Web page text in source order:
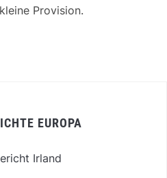
Provision.
EUROPA
Irland